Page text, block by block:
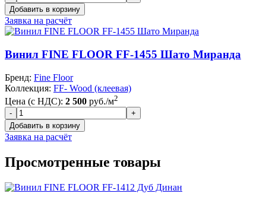
Заявка на расчёт
Винил FINE FLOOR FF-1455 Шато Миранда
Бренд: Fine Floor
Коллекция: FF- Wood (клеевая)
Цена (с НДС): 2 500 руб./м2
Заявка на расчёт
Просмотренные товары